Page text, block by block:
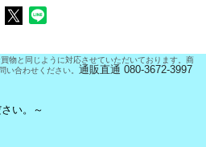
物と同じように対応させていただいております。商
い合わせください。 通販直通 080-3672-3997
い。～